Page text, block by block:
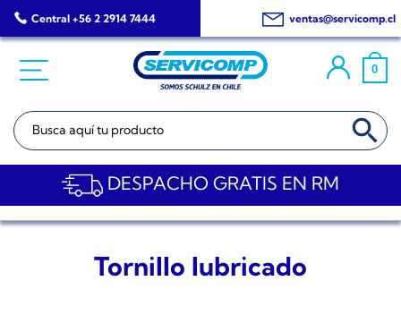
Saltar
al
Central +56 2 2914 7444 ventas@servicomp.cl
0
Buscar: BOTÓN DE
DESPACHO GRATIS EN RM
Tornillo lubricado